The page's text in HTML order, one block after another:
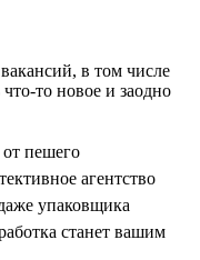
в том числе
то новое и заодно
пешего
агентство
упаковщика
станет вашим